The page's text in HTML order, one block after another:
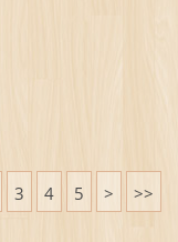
3 4 5 > >>